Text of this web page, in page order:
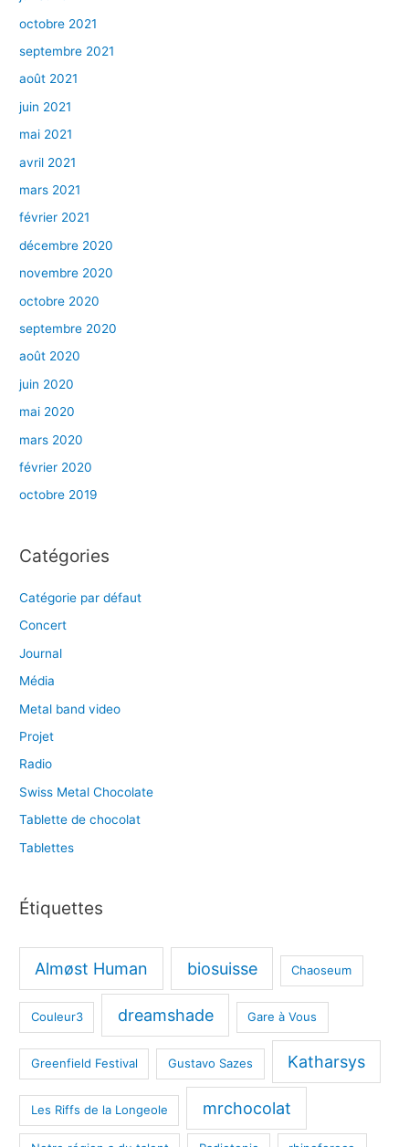
octobre 2021
septembre 2021
août 2021
juin 2021
mai 2021
avril 2021
mars 2021
février 2021
décembre 2020
novembre 2020
octobre 2020
septembre 2020
août 2020
juin 2020
mai 2020
mars 2020
février 2020
octobre 2019
Catégories
Catégorie par défaut
Concert
Journal
Média
Metal band video
Projet
Radio
Swiss Metal Chocolate
Tablette de chocolat
Tablettes
Étiquettes
Almøst Human biosuisse Chaoseum
Couleur3 dreamshade Gare à Vous
Greenfield Festival Gustavo Sazes Katharsys
Les Riffs de la Longeole mrchocolat